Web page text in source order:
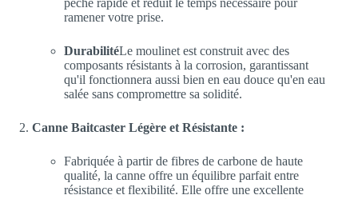
pêche rapide et réduit le temps nécessaire pour
ramener votre prise.
DurabilitéLe moulinet est construit avec des
composants résistants à la corrosion, garantissant
qu'il fonctionnera aussi bien en eau douce qu'en eau
salée sans compromettre sa solidité.
Canne Baitcaster Légère et Résistante :
Fabriquée à partir de fibres de carbone de haute
qualité, la canne offre un équilibre parfait entre
résistance et flexibilité. Elle offre une excellente